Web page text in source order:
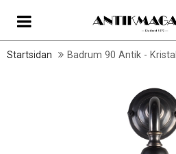
Startsidan Badrum 90 Antik - Kristall